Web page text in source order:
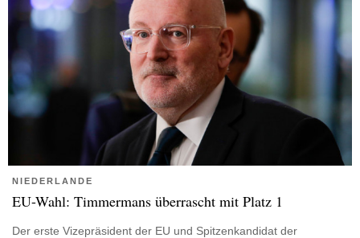
NIEDERLANDE
EU-Wahl: Timmermans überrascht mit Platz 1
Der erste Vizepräsident der EU und Spitzenkandidat der